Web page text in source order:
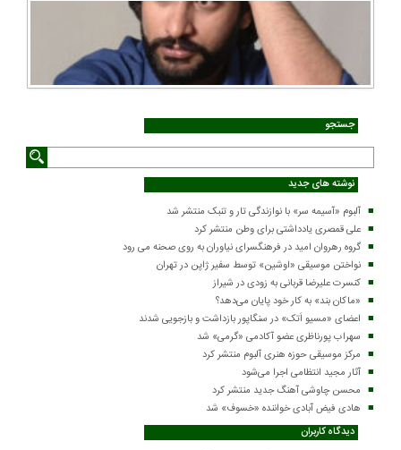
جستجو
نوشته های جدید
آلبوم «آسیمه سر» با نوازندگی تار و تنبک منتشر شد
علی قمصری یادداشتی برای وطن منتشر کرد
گروه رهروان امید در فرهنگسرای نیاوران به روی صحنه می رود
نواختن موسیقی «اوشین» توسط سفیر ژاپن در تهران
کنسرت علیرضا قربانی به زودی در شیراز
«ماکان بند» به کار خود پایان می‌دهد؟
اعضای «مسیو اَتک» در سنگاپور بازداشت و بازجویی شدند
سهراب پورناظری عضو آکادمی «گرمی» شد
مرکز موسیقی حوزه هنری آلبوم منتشر کرد
آثار مجید انتظامی اجرا می‌شود
محسن چاوشی آهنگ جدید منتشر کرد
هادی فیض آبادی خواننده «خسوف» شد
دیدگاه کاربران